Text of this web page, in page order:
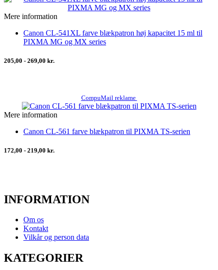
Mere information
Canon CL-541XL farve blækpatron høj kapacitet 15 ml til
PIXMA MG og MX series
205,00 - 269,00 kr.
CompuMail reklame
Mere information
Canon CL-561 farve blækpatron til PIXMA TS-serien
172,00 - 219,00 kr.
INFORMATION
Om os
Kontakt
Vilkår og person data
KATEGORIER